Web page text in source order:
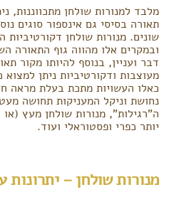
מלבד למנורות שולחן מתכווננות,
תאורה בסיסי גם אינספור סוגים
שונים. מנורות שולחן דקורטיביות
ובמקרים אלו מהווה גוף התאורה
דבר ועניין, בנוסף להיותו מקור
מעוצבות ודקורטיביות ניתן למצוא
כאלו העשויות מתכת בעלת מראה
נחושת וניקל המעניקות תחושה
ה"רגילות", מנורות שולחן מעץ
יותר כפרי ופסטוראלי ועוד.
מנורות שולחן – יתרונות